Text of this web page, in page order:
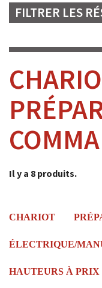
FILTRER LES
Il y a 8 produits.
CHARIOT
ÉLECTRIQUE/
HAUTEURS À